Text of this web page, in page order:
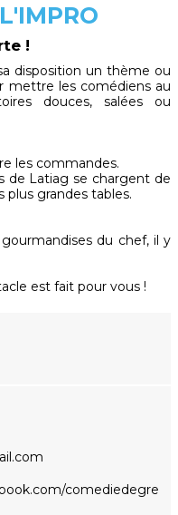
!
disposition un thème ou
mettre les comédiens au
douces, salées ou
les commandes.
de Latiag se chargent de
plus grandes tables.
du chef, il y
est fait pour vous !
comediedegre